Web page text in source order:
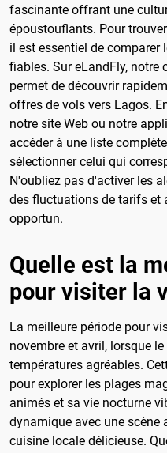
fascinante offrant une
époustouflants. Pour
il est essentiel de comparer
fiables. Sur eLandFly, notre
permet de découvrir
offres de vols vers Lagos.
notre site Web ou notre
accéder à une liste
sélectionner celui qui
N'oubliez pas d'activer les
des fluctuations de tarifs et
opportun.
Quelle est la
pour visiter la
La meilleure période pour
novembre et avril, lorsque
températures agréables.
pour explorer les plages
animés et sa vie nocturne
dynamique avec une
cuisine locale délicieuse.